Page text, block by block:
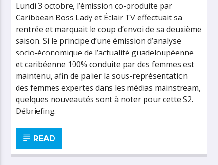
Lundi 3 octobre, l’émission co-produite par
Caribbean Boss Lady et Éclair TV effectuait sa
rentrée et marquait le coup d’envoi de sa deuxième
saison. Si le principe d’une émission d’analyse
socio-économique de l’actualité guadeloupéenne
et caribéenne 100% conduite par des femmes est
maintenu, afin de palier la sous-représentation
des femmes expertes dans les médias mainstream,
quelques nouveautés sont à noter pour cette S2.
Débriefing.
READ